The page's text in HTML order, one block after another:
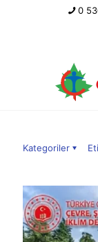
0
Kategoriler